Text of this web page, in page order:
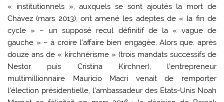
« institutionnels », auxquels se sont ajoutés la mort de
Chávez (mars 2013), ont amené les adeptes de « la fin de
cycle » – un supposé recul définitif de la « vague de
gauche » – à croire l’affaire bien engagée. Alors que, après
douze ans de « kirchnérisme » (trois mandats successifs de
Nestor puis Cristina Kirchner), l’entrepreneur
multimillionnaire Mauricio Macri venait de remporter
l’élection présidentielle, l’ambassadeur des Etats-Unis Noah